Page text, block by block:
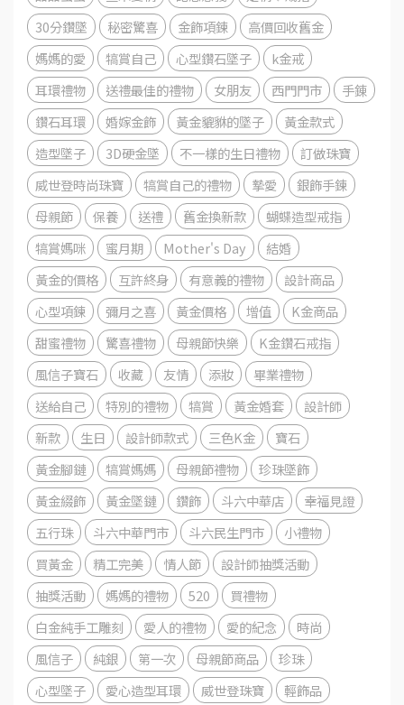
30分鑽墜
秘密驚喜 金飾項鍊
高價回收舊金
媽媽的愛
犒賞自己 心型鑽石墜子
k金戒
耳環禮物
送禮最佳的禮物 女朋友 西門門市
手錬
鑽石耳環
婚嫁金飾 黃金貔貅的墜子
黃金款式
造型墜子
3D硬金墜 不一樣的生日禮物
訂做珠寶
威世登時尚珠寶
犒賞自己的禮物 摯愛
銀飾手鍊
母親節
保養 送禮 舊金換新款
蝴蝶造型戒指
犒賞媽咪
蜜月期 Mother's Day
結婚
黃金的價格
互許終身 有意義的禮物
設計商品
心型項鍊
彌月之喜 黃金價格 增值
K金商品
甜蜜禮物
驚喜禮物 母親節快樂
K金鑽石戒指
風信子寶石
收藏 友情 添妝
畢業禮物
送給自己
特別的禮物 犒賞 黃金婚套
設計師
新款
生日 設計師款式 三色K金
寶石
黃金腳鏈
犒賞媽媽 母親節禮物
珍珠墜飾
黃金綴飾
黃金墜鏈 鑽飾 斗六中華店
幸福見證
五行珠
斗六中華門市 斗六民生門市
小禮物
買黃金
精工完美 情人節
設計師抽獎活動
抽獎活動
媽媽的禮物 520
買禮物
白金純手工雕刻
愛人的禮物 愛的紀念
時尚
風信子
純銀 第一次 母親節商品
珍珠
心型墜子
愛心造型耳環 威世登珠寶 輕飾品